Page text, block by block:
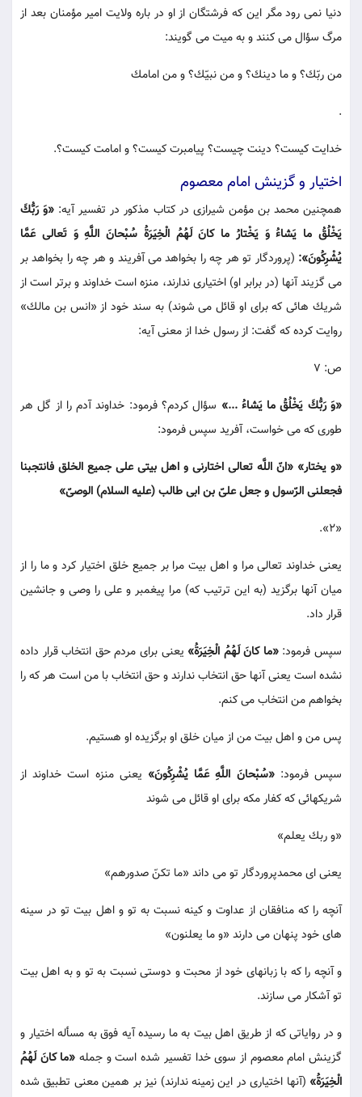
دنيا نمى رود مگر اين كه فرشتگان از او در باره ولايت امير مؤمنان بعد از
مرگ سؤال مى كنند و به ميت مى گويند:
من ربّك؟ و ما دينك؟ و من نبيّك؟ و من امامك
.
خدايت كيست؟ دينت چيست؟ پيامبرت كيست؟ و امامت كيست؟.
اختيار و گزينش امام معصوم
همچنين محمد بن مؤمن شيرازى در كتاب مذكور در تفسير آيه: «وَ رَبُّكَ
يَخْلُقُ ما يَشاءُ وَ يَخْتارُ ما كانَ لَهُمُ الْخِيَرَةُ سُبْحانَ اللَّهِ وَ تَعالى عَمَّا
يُشْرِكُونَ»: (پروردگار تو هر چه را بخواهد مى آفريند و هر چه را بخواهد بر
مى گزيند آنها (در برابر او) اختيارى ندارند، منزه است خداوند و برتر است از
شريك هائى كه براى او قائل مى شوند) به سند خود از «انس بن مالك»
روايت كرده كه گفت: از رسول خدا از معنى آيه:
ص: 7
«وَ رَبُّكَ يَخْلُقُ ما يَشاءُ ...» سؤال كردم؟ فرمود: خداوند آدم را از گل هر
طورى كه مى خواست، آفريد سپس فرمود:
«و يختار» «انّ اللَّه تعالى اختارنى و اهل بيتى على جميع الخلق فانتجبنا
فجعلنى الرّسول و جعل علىّ بن ابى طالب (عليه السلام) الوصىّ»
«2».
يعنى خداوند تعالى مرا و اهل بيت مرا بر جميع خلق اختيار كرد و ما را از
ميان آنها برگزيد (به اين ترتيب كه) مرا پيغمبر و على را وصى و جانشين
قرار داد.
سپس فرمود:«ما كانَ لَهُمُ الْخِيَرَةُ» يعنى براى مردم حق انتخاب قرار داده
نشده است يعنى آنها حق انتخاب ندارند و حق انتخاب با من است هر كه را
بخواهم من انتخاب مى كنم.
پس من و اهل بيت من از ميان خلق او برگزيده او هستيم.
سپس فرمود:«سُبْحانَ اللَّهِ عَمَّا يُشْرِكُونَ» يعنى منزه است خداوند از
شريكهائى كه كفار مكه براى او قائل مى شوند
«و ربك يعلم»
يعنى اى محمدپروردگار تو مى داند «ما تكنّ صدورهم»
آنچه را كه منافقان از عداوت و كينه نسبت به تو و اهل بيت تو در سينه
هاى خود پنهان مى دارند «و ما يعلنون»
و آنچه را كه با زبانهاى خود از محبت و دوستى نسبت به تو و به اهل بيت
تو آشكار مى سازند.
و در رواياتى كه از طريق اهل بيت به ما رسيده آيه فوق به مسأله اختيار و
گزينش امام معصوم از سوى خدا تفسير شده است و جمله «ما كانَ لَهُمُ
الْخِيَرَةُ» (آنها اختيارى در اين زمينه ندارند) نيز بر همين معنى تطبيق شده